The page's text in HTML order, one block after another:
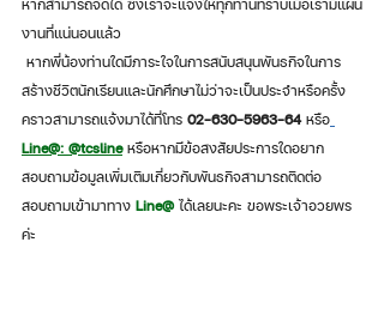
หากสามารถจัดได้ ซึ่งเราจะแจ้งให้ทุกท่านทราบเมื่อเรามีแผน
งานที่แน่นอนแล้ว
สร้างชีวิตนักเรียนและนักศึกษาไม่ว่าจะเป็นประจำหรือครั้ง
คราวสามารถแจ้งมาได้ที่โทร 02-630-5963-64 หรือ
Line@: @tcsline หรือหากมีข้อสงสัยประการใดอยาก
สอบถามข้อมูลเพิ่มเติมเกี่ยวกับพันธกิจสามารถติดต่อ
สอบถามเข้ามาทาง Line@ ได้เลยนะคะ ขอพระเจ้าอวยพร
ค่ะ